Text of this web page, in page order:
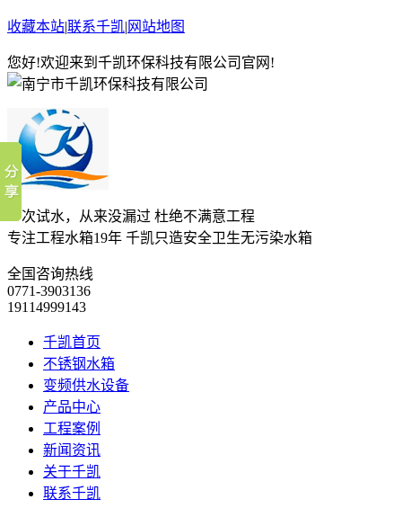
收藏本站|联系千凯| 网站地图
您好!欢迎来到千凯环保科技有限公司官网!
一次试水，从来没漏过 杜绝不满意工程
专注工程水箱19年 千凯只造安全卫生无污染水箱
全国咨询热线
0771-3903136
19114999143
千凯首页
不锈钢水箱
变频供水设备
产品中心
工程案例
新闻资讯
关于千凯
联系千凯